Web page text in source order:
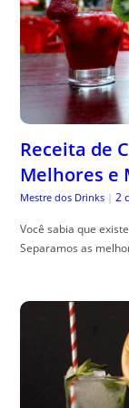
Receita de
Melhores e
Mestre dos Drinks | 2
Você sabia que
Separamos as